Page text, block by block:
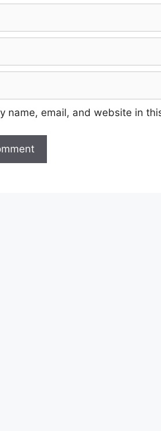
name, email, and website in